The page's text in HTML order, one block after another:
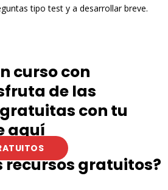
tipo test y a desarrollar breve.
curso con
de las
con tu
aquí
recursos gratuitos?